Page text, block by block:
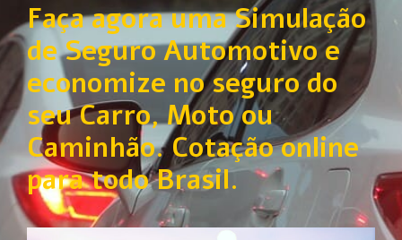
Faça agora uma Simulação
de Seguro Automotivo e
economize no seguro do
seu Carro, Moto ou
Caminhão. Cotação online
para todo Brasil.